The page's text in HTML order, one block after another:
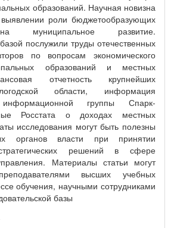
образований. Научная новизна
роли бюджетообразующих
муниципальное развитие.
послужили труды отечественных
по вопросам экономического
образований и местных
отчетность крупнейших
области, информация
группы Спарк-
Росстата о доходах местных
исследования могут быть полезны
органов власти при принятии
решений в сфере
Материалы статьи могут
высших учебных
обучения, научными сотрудниками
базы